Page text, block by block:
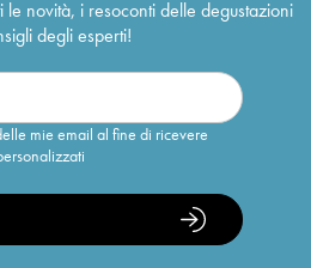
novità, i resoconti delle degustazioni
degli esperti!
mie email al fine di ricevere